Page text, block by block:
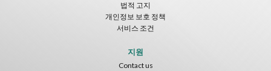
법적 고지
개인정보 보호 정책
서비스 조건
지원
Contact us